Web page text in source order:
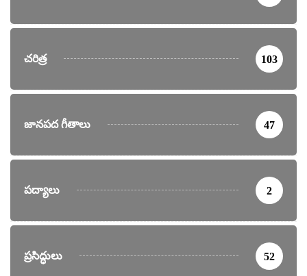
చరిత్ర 103
జానపద గీతాలు 47
పద్యాలు 2
ప్రసిద్ధులు 52